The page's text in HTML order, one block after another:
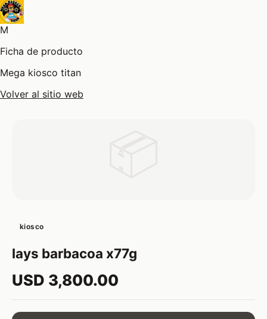
M
Ficha de producto
Mega kiosco titan
Volver al sitio web
kiosco
lays barbacoa x77g
USD 3,800.00